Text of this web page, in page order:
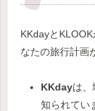
KKdayと
なたの旅行計画
KKdayは、
知られてい